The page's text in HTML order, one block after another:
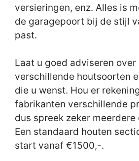
versieringen, enz. Alles is
de garagepoort bij de stijl
past.
Laat u goed adviseren over
verschillende houtsoorten
die u wenst. Hou er
fabrikanten verschillende
dus spreek zeker meerdere
Een standaard houten
start vanaf €1500,-.